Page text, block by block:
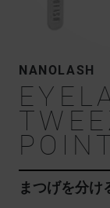
NANOLASH
まつげを分け